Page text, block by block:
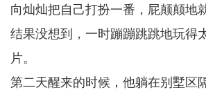
向灿灿把自己打扮一番，屁颠颠地
结果没想到，一时蹦蹦跳跳地玩得
片。
第二天醒来的时候，他躺在别墅区